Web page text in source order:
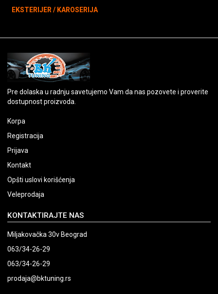
EKSTERIJER / KAROSERIJA
Pre dolaska u radnju savetujemo Vam da nas pozovete i proverite
dostupnost proizvoda.
Korpa
Registracija
Prijava
Kontakt
Opšti uslovi korišćenja
Veleprodaja
KONTAKTIRAJTE NAS
Miljakovačka 30v Beograd
063/34-26-29
063/34-26-29
prodaja@bktuning.rs